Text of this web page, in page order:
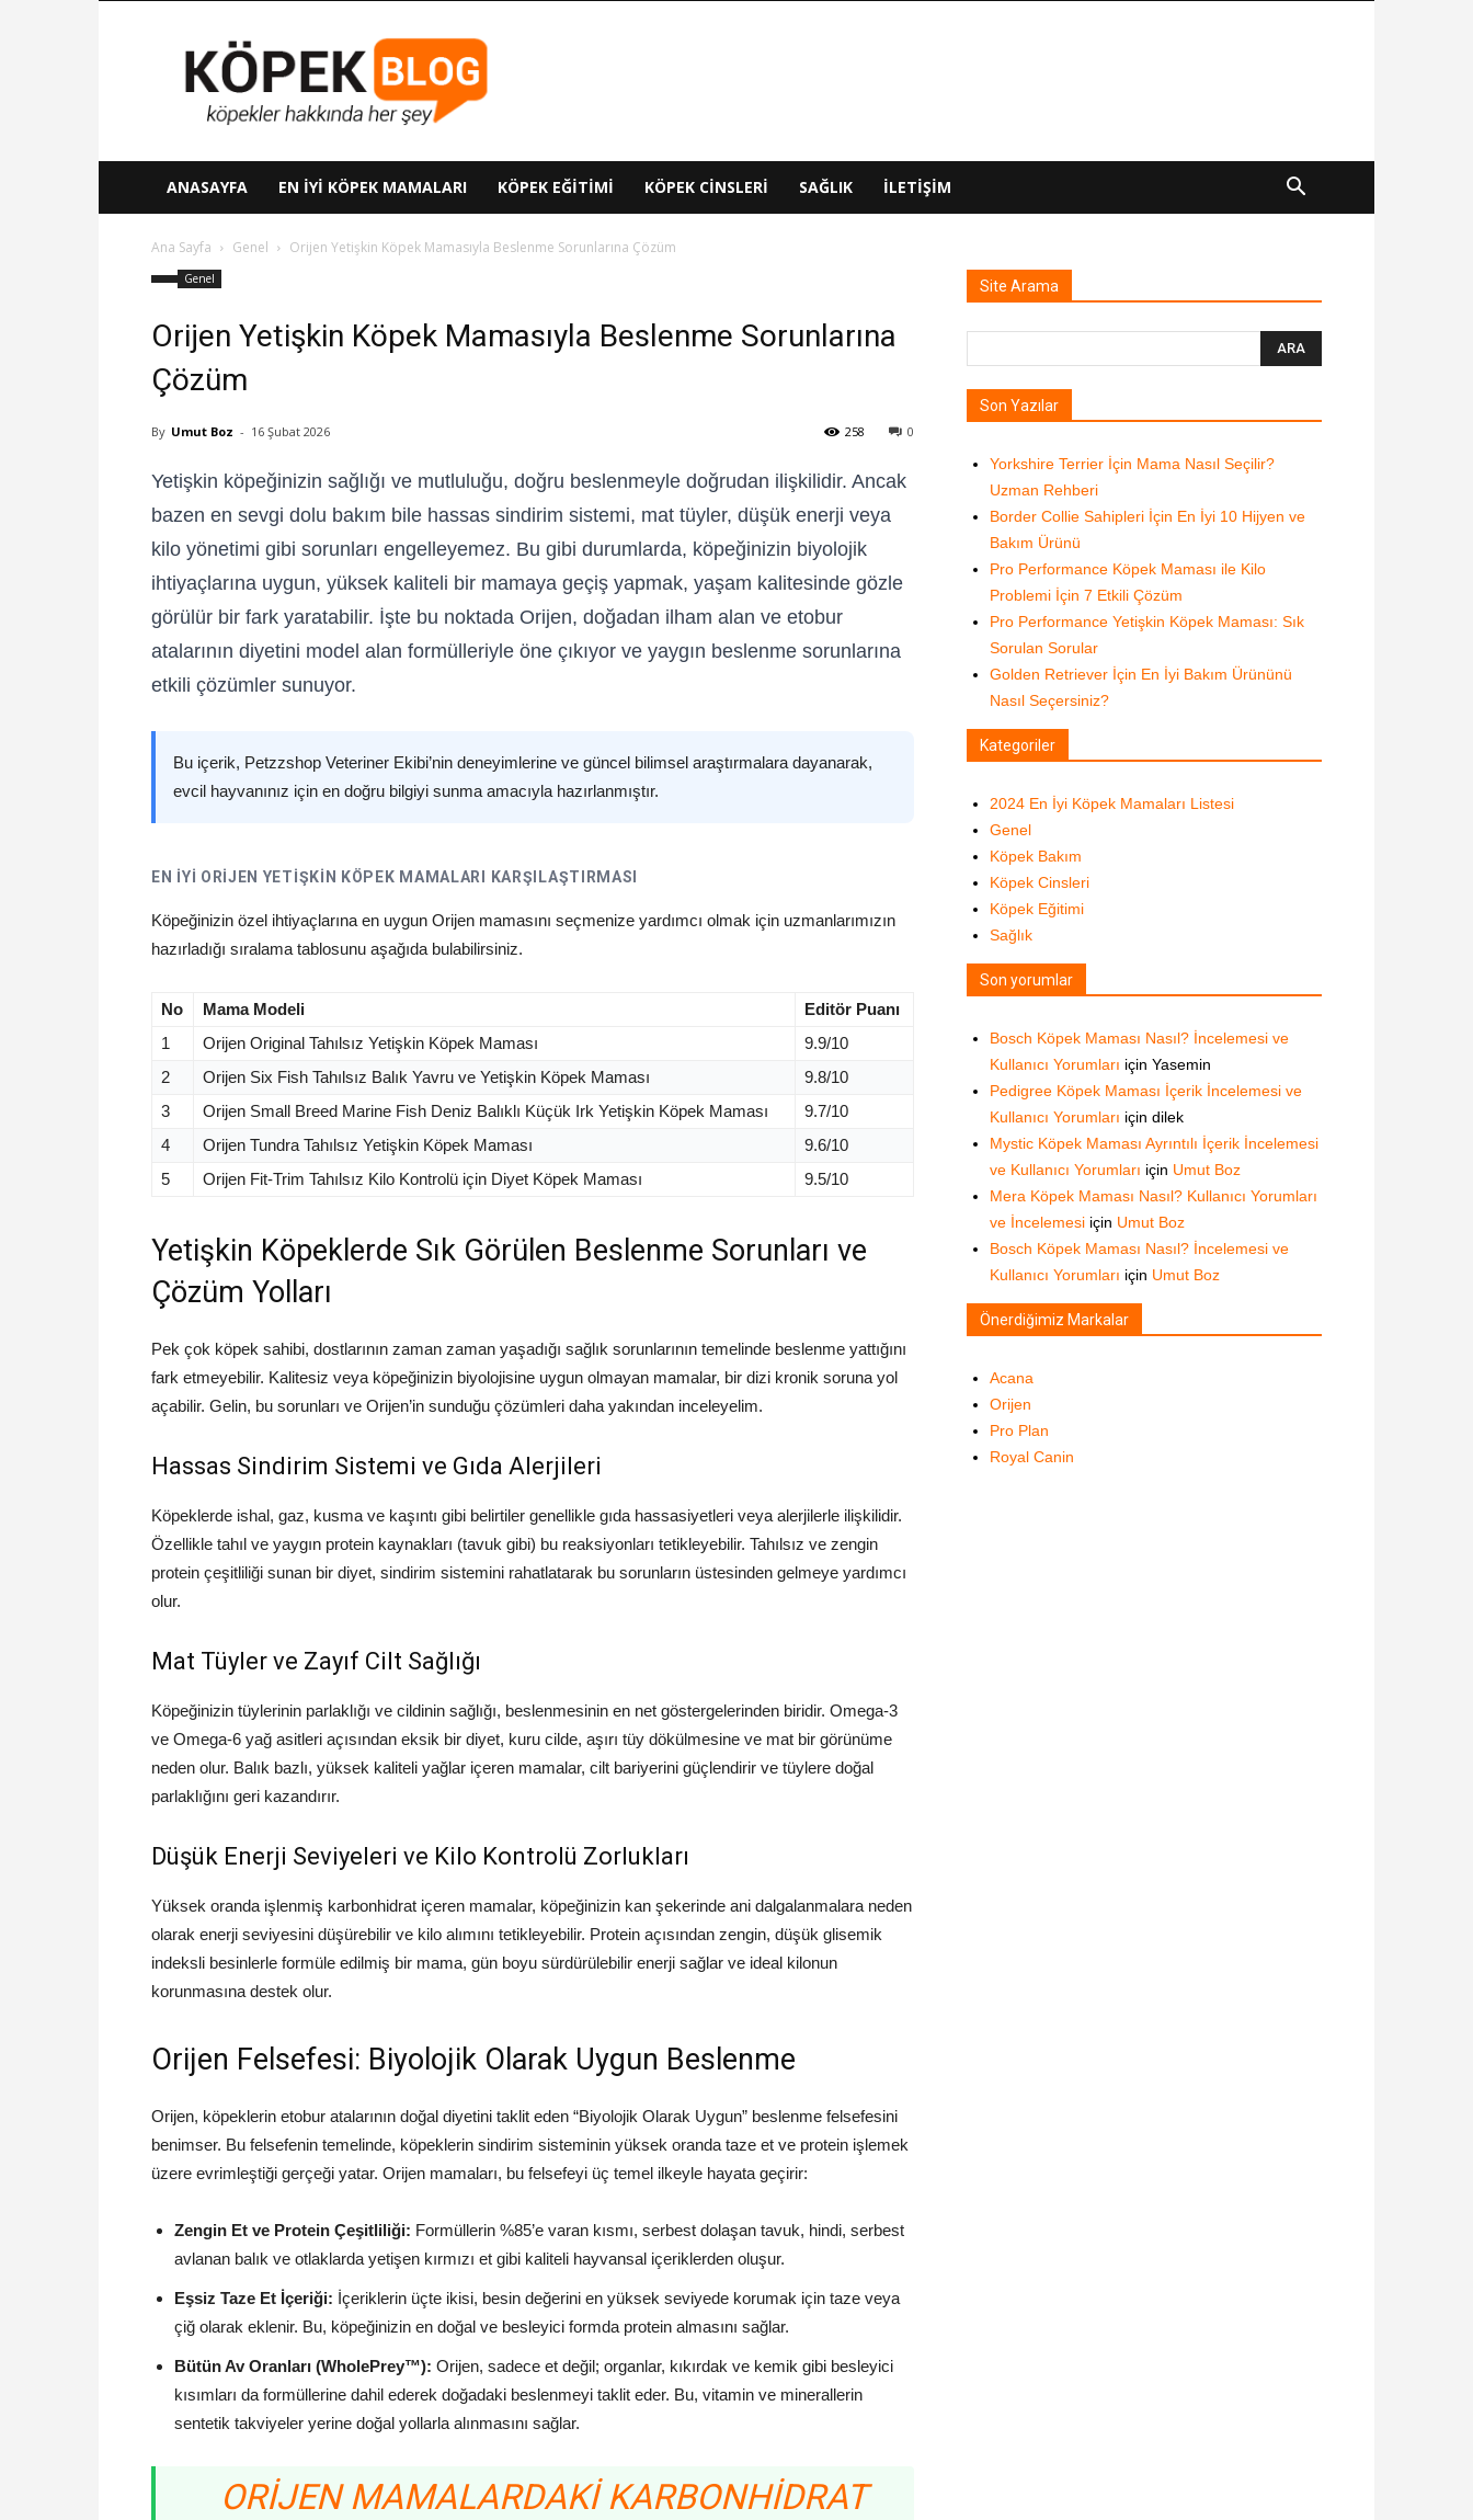
Köpek
Blog
ANASAYFA EN İYI KÖPEK MAMALARI KÖPEK EĞITIMI KÖPEK CINSLERI SAĞLIK İLETIŞIM
Ana Sayfa Genel Orijen Yetişkin Köpek Mamasıyla Beslenme Sorunlarına Çözüm
Genel
Orijen Yetişkin Köpek Mamasıyla Beslenme Sorunlarına
Çözüm
By Umut Boz - 16 Şubat 2026 0
258
Yetişkin köpeğinizin sağlığı ve mutluluğu, doğru beslenmeyle doğrudan ilişkilidir. Ancak
bazen en sevgi dolu bakım bile hassas sindirim sistemi, mat tüyler, düşük enerji veya
kilo yönetimi gibi sorunları engelleyemez. Bu gibi durumlarda, köpeğinizin biyolojik
ihtiyaçlarına uygun, yüksek kaliteli bir mamaya geçiş yapmak, yaşam kalitesinde gözle
görülür bir fark yaratabilir. İşte bu noktada Orijen, doğadan ilham alan ve etobur
atalarının diyetini model alan formülleriyle öne çıkıyor ve yaygın beslenme sorunlarına
etkili çözümler sunuyor.
Bu içerik, Petzzshop Veteriner Ekibi’nin deneyimlerine ve güncel bilimsel araştırmalara dayanarak,
evcil hayvanınız için en doğru bilgiyi sunma amacıyla hazırlanmıştır.
EN İYI ORIJEN YETIŞKIN KÖPEK MAMALARI KARŞILAŞTIRMASI
Köpeğinizin özel ihtiyaçlarına en uygun Orijen mamasını seçmenize yardımcı olmak için uzmanlarımızın
hazırladığı sıralama tablosunu aşağıda bulabilirsiniz.
No Mama Modeli
Editör Puanı
1
Orijen Original Tahılsız Yetişkin Köpek Maması
9.9/10
2
Orijen Six Fish Tahılsız Balık Yavru ve Yetişkin Köpek Maması
9.8/10
3
Orijen Small Breed Marine Fish Deniz Balıklı Küçük Irk Yetişkin Köpek Maması
9.7/10
4
Orijen Tundra Tahılsız Yetişkin Köpek Maması
9.6/10
5
Orijen Fit-Trim Tahılsız Kilo Kontrolü için Diyet Köpek Maması 9.5/10
Yetişkin Köpeklerde Sık Görülen Beslenme Sorunları ve
Çözüm Yolları
Pek çok köpek sahibi, dostlarının zaman zaman yaşadığı sağlık sorunlarının temelinde beslenme yattığını
fark etmeyebilir. Kalitesiz veya köpeğinizin biyolojisine uygun olmayan mamalar, bir dizi kronik soruna yol
açabilir. Gelin, bu sorunları ve Orijen’in sunduğu çözümleri daha yakından inceleyelim.
Hassas Sindirim Sistemi ve Gıda Alerjileri
Köpeklerde ishal, gaz, kusma ve kaşıntı gibi belirtiler genellikle gıda hassasiyetleri veya alerjilerle ilişkilidir.
Özellikle tahıl ve yaygın protein kaynakları (tavuk gibi) bu reaksiyonları tetikleyebilir. Tahılsız ve zengin
protein çeşitliliği sunan bir diyet, sindirim sistemini rahatlatarak bu sorunların üstesinden gelmeye yardımcı
olur.
Mat Tüyler ve Zayıf Cilt Sağlığı
Köpeğinizin tüylerinin parlaklığı ve cildinin sağlığı, beslenmesinin en net göstergelerinden biridir. Omega-3
ve Omega-6 yağ asitleri açısından eksik bir diyet, kuru cilde, aşırı tüy dökülmesine ve mat bir görünüme
neden olur. Balık bazlı, yüksek kaliteli yağlar içeren mamalar, cilt bariyerini güçlendirir ve tüylere doğal
parlaklığını geri kazandırır.
Düşük Enerji Seviyeleri ve Kilo Kontrolü Zorlukları
Yüksek oranda işlenmiş karbonhidrat içeren mamalar, köpeğinizin kan şekerinde ani dalgalanmalara neden
olarak enerji seviyesini düşürebilir ve kilo alımını tetikleyebilir. Protein açısından zengin, düşük glisemik
indeksli besinlerle formüle edilmiş bir mama, gün boyu sürdürülebilir enerji sağlar ve ideal kilonun
korunmasına destek olur.
Orijen Felsefesi: Biyolojik Olarak Uygun Beslenme
Orijen, köpeklerin etobur atalarının doğal diyetini taklit eden “Biyolojik Olarak Uygun” beslenme felsefesini
benimser. Bu felsefenin temelinde, köpeklerin sindirim sisteminin yüksek oranda taze et ve protein işlemek
üzere evrimleştiği gerçeği yatar. Orijen mamaları, bu felsefeyi üç temel ilkeyle hayata geçirir:
Zengin Et ve Protein Çeşitliliği: Formüllerin %85’e varan kısmı, serbest dolaşan tavuk, hindi, serbest
avlanan balık ve otlaklarda yetişen kırmızı et gibi kaliteli hayvansal içeriklerden oluşur.
Eşsiz Taze Et İçeriği: İçeriklerin üçte ikisi, besin değerini en yüksek seviyede korumak için taze veya
çiğ olarak eklenir. Bu, köpeğinizin en doğal ve besleyici formda protein almasını sağlar.
Bütün Av Oranları (WholePrey™): Orijen, sadece et değil; organlar, kıkırdak ve kemik gibi besleyici
kısımları da formüllerine dahil ederek doğadaki beslenmeyi taklit eder. Bu, vitamin ve minerallerin
sentetik takviyeler yerine doğal yollarla alınmasını sağlar.
ORIJEN MAMALARDAKI KARBONHIDRAT
Site Arama
Son Yazılar
Yorkshire Terrier İçin Mama Nasıl Seçilir?
Uzman Rehberi
Border Collie Sahipleri İçin En İyi 10 Hijyen ve
Bakım Ürünü
Pro Performance Köpek Maması ile Kilo
Problemi İçin 7 Etkili Çözüm
Pro Performance Yetişkin Köpek Maması: Sık
Sorulan Sorular
Golden Retriever İçin En İyi Bakım Ürününü
Nasıl Seçersiniz?
Kategoriler
2024 En İyi Köpek Mamaları Listesi
Genel
Köpek Bakım
Köpek Cinsleri
Köpek Eğitimi
Sağlık
Son yorumlar
Bosch Köpek Maması Nasıl? İncelemesi ve
Kullanıcı Yorumları için Yasemin
Pedigree Köpek Maması İçerik İncelemesi ve
Kullanıcı Yorumları için dilek
Mystic Köpek Maması Ayrıntılı İçerik İncelemesi
ve Kullanıcı Yorumları için Umut Boz
Mera Köpek Maması Nasıl? Kullanıcı Yorumları
ve İncelemesi için Umut Boz
Bosch Köpek Maması Nasıl? İncelemesi ve
Kullanıcı Yorumları için Umut Boz
Önerdiğimiz Markalar
Acana
Orijen
Pro Plan
Royal Canin